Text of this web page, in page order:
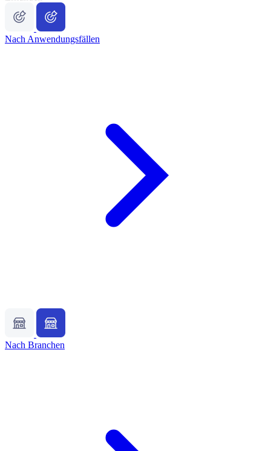
Nach Anwendungsfällen
Nach Branchen